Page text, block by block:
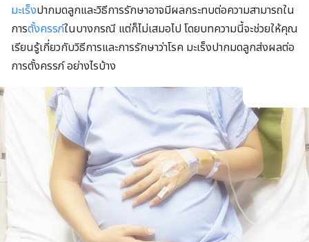
มะเร็งปากมดลูกและวิธีการรักษาอาจมีผลกระทบต่อความสามารถใน
การตั้งครรภ์ในบางกรณี แต่ก็ไม่เสมอไป โดยบทความนี้จะช่วยให้คุณ
เรียนรู้เกี่ยวกับวิธีการและการรักษาว่าโรค มะเร็งปากมดลูกส่งผลต่อ
การตั้งครรภ์ อย่างไรบ้าง